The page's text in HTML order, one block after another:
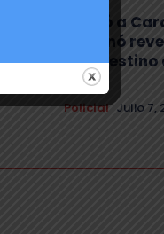
Atacó a
terminó
clandestino
Alto
Policial Julio 7,